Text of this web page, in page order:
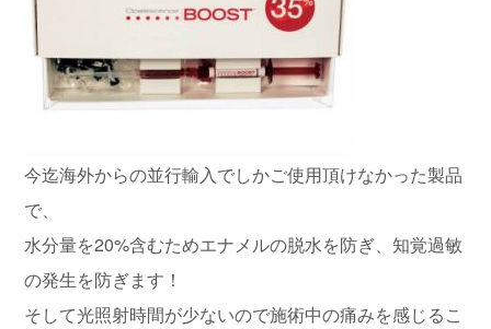
今迄海外からの並行輸入でしかご使用頂けなかった製品
で、
水分量を20%含むためエナメルの脱水を防ぎ、知覚過敏
の発生を防ぎます！
そして光照射時間が少ないので施術中の痛みを感じるこ